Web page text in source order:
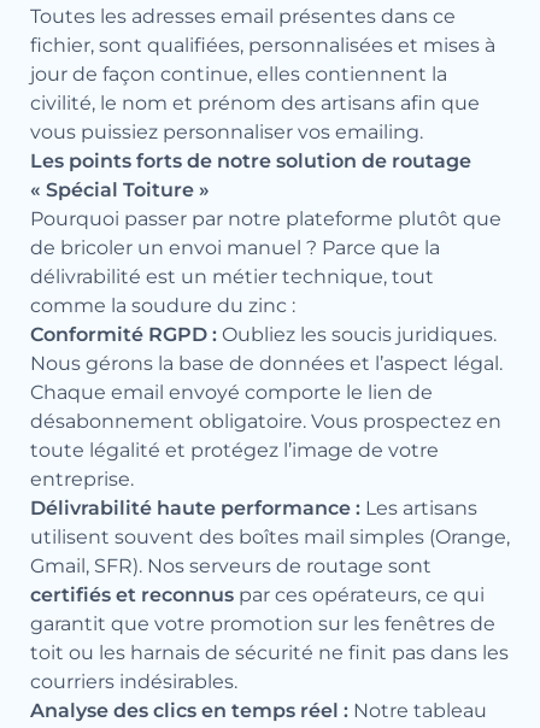
Toutes les adresses email présentes dans ce
fichier, sont qualifiées, personnalisées et mises à
jour de façon continue, elles contiennent la
civilité, le nom et prénom des artisans afin que
vous puissiez personnaliser vos emailing.
Les points forts de notre solution de routage
« Spécial Toiture »
Pourquoi passer par notre plateforme plutôt que
de bricoler un envoi manuel ? Parce que la
délivrabilité est un métier technique, tout
comme la soudure du zinc :
Conformité RGPD : Oubliez les soucis juridiques.
Nous gérons la base de données et l’aspect légal.
Chaque email envoyé comporte le lien de
désabonnement obligatoire. Vous prospectez en
toute légalité et protégez l’image de votre
entreprise.
Délivrabilité haute performance : Les artisans
utilisent souvent des boîtes mail simples (Orange,
Gmail, SFR). Nos serveurs de routage sont
certifiés et reconnus par ces opérateurs, ce qui
garantit que votre promotion sur les fenêtres de
toit ou les harnais de sécurité ne finit pas dans les
courriers indésirables.
Analyse des clics en temps réel : Notre tableau